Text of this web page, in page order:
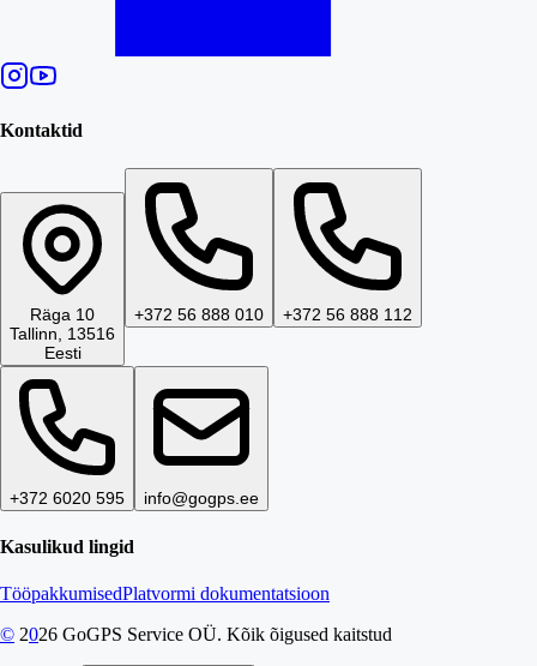
Kontaktid
Räga 10
Tallinn, 13516
Eesti
+372 56 888 010 +372 56 888 112
+372 6020 595 info@gogps.ee
Kasulikud lingid
TööpakkumisedPlatvormi dokumentatsioon
© 2026 GoGPS Service OÜ. Kõik õigused kaitstud